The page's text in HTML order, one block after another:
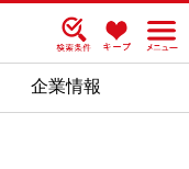
企業情報